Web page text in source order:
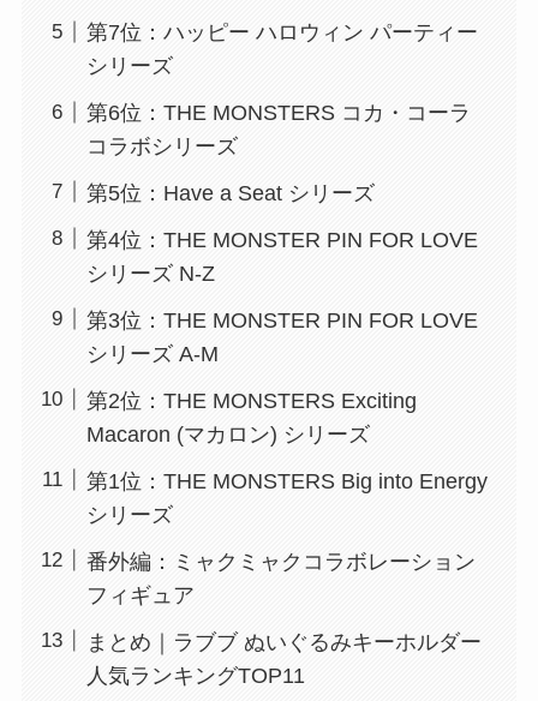
第7位：ハッピー ハロウィン パーティー
シリーズ
第6位：THE MONSTERS コカ・コーラ
コラボシリーズ
第5位：Have a Seat シリーズ
第4位：THE MONSTER PIN FOR LOVE
シリーズ N-Z
第3位：THE MONSTER PIN FOR LOVE
シリーズ A-M
第2位：THE MONSTERS Exciting
Macaron (マカロン) シリーズ
第1位：THE MONSTERS Big into Energy
シリーズ
番外編：ミャクミャクコラボレーション
フィギュア
まとめ｜ラブブ ぬいぐるみキーホルダー
人気ランキングTOP11